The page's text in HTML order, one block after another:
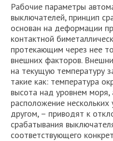
Рабочие параметры
выключателей, принцип
основан на деформации
контактной
протекающим через нее
внешних факторов.
на текущую температуру
такие как: температура
высота над уровнем
расположение
другом, – приводят к
срабатывания
соответствующего